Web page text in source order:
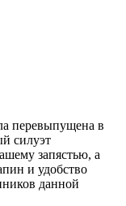
перевыпущена в
силуэт
запястью, а
и удобство
данной